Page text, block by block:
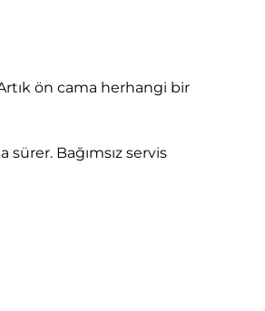
ön cama herhangi bir
Bağımsız servis